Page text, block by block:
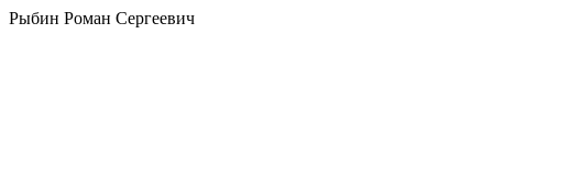
Рыбин Роман Сергеевич